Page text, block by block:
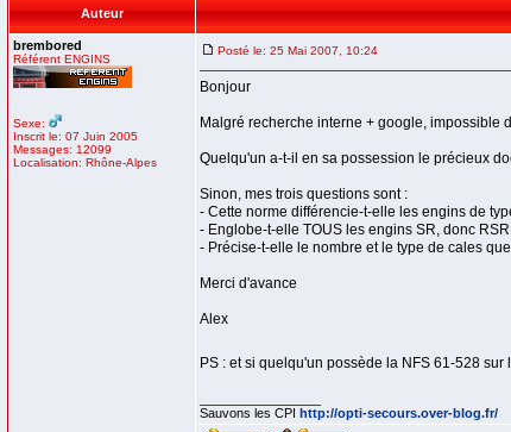
Auteur
brembored
Référent ENGINS
Sexe:
Inscrit le: 07 Juin 2005
Messages: 12099
Localisation: Rhône-Alpes
Posté le: 25 Mai 2007, 10:24
Bonjour
Malgré recherche interne + google, impossible
Quelqu'un a-t-il en sa possession le précieux
Sinon, mes trois questions sont :
- Cette norme différencie-t-elle les engins de
- Englobe-t-elle TOUS les engins SR, donc
- Précise-t-elle le nombre et le type de cales
Merci d'avance
Alex
PS : et si quelqu'un possède la NFS 61-528
Sauvons les CPI http://opti-secours.over-blog.fr/